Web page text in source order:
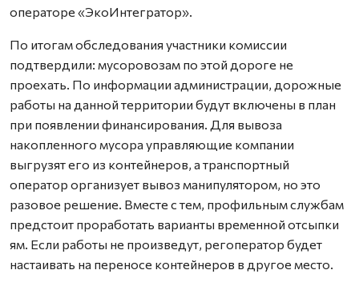
операторе «ЭкоИнтегратор».
По итогам обследования участники комиссии
подтвердили: мусоровозам по этой дороге не
проехать. По информации администрации, дорожные
работы на данной территории будут включены в план
при появлении финансирования. Для вывоза
накопленного мусора управляющие компании
выгрузят его из контейнеров, а транспортный
оператор организует вывоз манипулятором, но это
разовое решение. Вместе с тем, профильным службам
предстоит проработать варианты временной отсыпки
ям. Если работы не произведут, регоператор будет
настаивать на переносе контейнеров в другое место.